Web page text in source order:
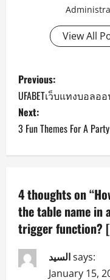
View All
P
o
s
t
n
a
v
i
Previous:
UFABETเว็บแทงบอลอ
Next:
3 Fun Themes For A Party
4 thoughts on “
the table name in
trigger function?
السيدsays:
January 15,